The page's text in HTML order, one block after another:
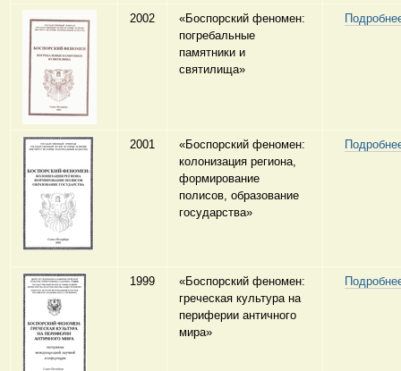
2002
«Боспорский феномен:
погребальные
памятники и
святилища»
2001
«Боспорский феномен:
колонизация региона,
формирование
полисов, образование
государства»
1999
«Боспорский феномен:
греческая культура на
периферии античного
мира»